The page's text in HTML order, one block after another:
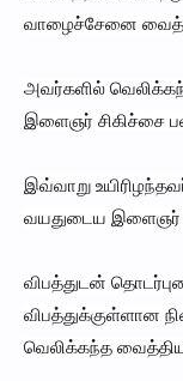
வாழைச்சேனை
அவர்களில்
இளைஞர் சிகிச்சை
இவ்வாறு
வயதுடைய இளைஞர்
விபத்துடன்
விபத்துக்குள்ளான
வெலிக்கந்த